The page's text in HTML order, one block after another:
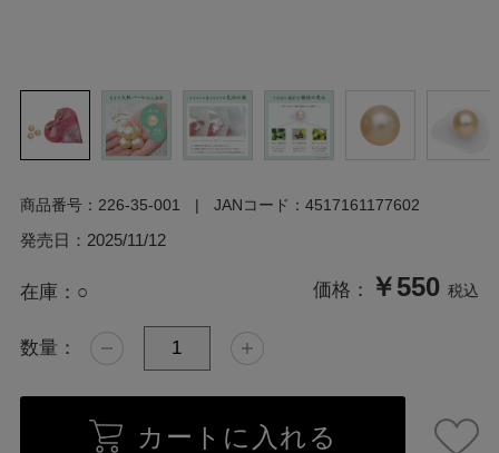
発売日： 2025/11/12
商品番号： 226-35-001 JANコード： 4517161177602
在庫： ○ 価格： ￥550 税込
数量：
カートに入れる